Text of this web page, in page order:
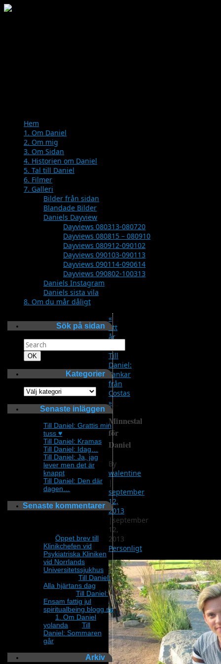
content
Hem
1. Om Daniel
2. Om mig
3. Om Sidan
4. Historien om Daniel
5. Tal till Daniel
6. Filmer
7. Galleri
Bilder från sidan
Blandade Bilder
Daniels Dayview
Dayviews 080313-080720
Dayviews 080815 – 080910
Dayviews 080912-090102
Dayviews 090103-090113
Dayviews 090114-090614
Dayviews 090802-100313
Daniels Instagram
Daniels sista vila
8. Om du mår dåligt
«
Ett
år
Till
Daniel:
Tankar
från
Costas
»
Minnestal
för
Daniel
By
walentine
|
september
12,
2013
| september
12,
2013
Personligt
Sök på sidan
Search
for:
Search
OK
Kategorier
Kategorier
Senaste inläggen
Till Daniel: Grattis min
tuss ♥
Till Daniel: Kramas
Till Daniel: Idag…
Till Daniel: Ja, jag
lever men det är
knappt
Till Daniel: Den där
dagen…
Senaste kommentarer
Öppet brev till
Klinikchefen vid
Psykiatriska Kliniken
vid Norrlands
Universitetssjukhus
Till Daniel:
Alla hjärtans dag
Till Daniel:
Ensam fattig jul
spiritualbeing.blogg.se
1. Om Daniel
yolanda
Till
Daniel: Sommaren
går
Arkiv